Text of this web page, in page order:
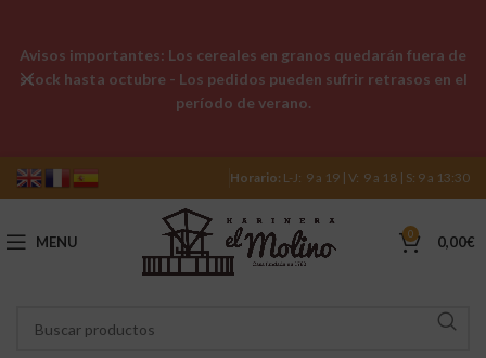
Horario: L-J: 9 a 19 | V: 9 a 18 | S: 9 a 13:30
MENU 0 0,00€
Avisos importantes: Los cereales en granos quedarán fuera de
stock hasta octubre - Los pedidos pueden sufrir retrasos en el
período de verano.